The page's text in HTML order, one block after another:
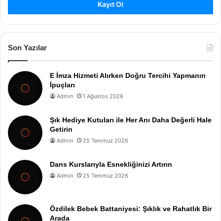
Kayıt Ol
Son Yazılar
E İmza Hizmeti Alırken Doğru Tercihi Yapmanın
İpuçları
Admin 1 Ağustos 2026
Şık Hediye Kutuları ile Her Anı Daha Değerli Hale
Getirin
Admin 25 Temmuz 2026
Dans Kurslarıyla Esnekliğinizi Artırın
Admin 25 Temmuz 2026
Özdilek Bebek Battaniyesi: Şıklık ve Rahatlık Bir
Arada